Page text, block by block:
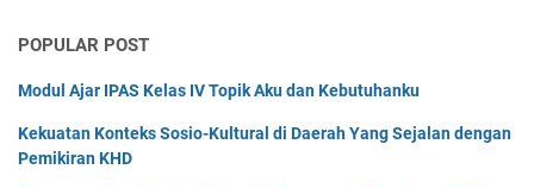
POPULAR POST
Modul Ajar IPAS Kelas IV Topik Aku dan Kebutuhanku
Kekuatan Konteks Sosio-Kultural di Daerah Yang Sejalan dengan
Pemikiran KHD